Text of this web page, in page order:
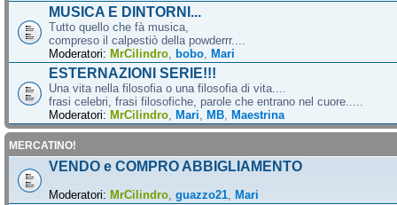
MUSICA E DINTORNI...
Tutto quello che fà musica,
compreso il calpestiò della powderrr....
Moderatori: MrCilindro bobo Mari
ESTERNAZIONI SERIE!!!
Una vita nella filosofia o una filosofia di vita....
frasi celebri, frasi filosofiche, parole che entrano nel cuore.....
Moderatori: MrCilindro Mari MB Maestrina
MERCATINO!
VENDO e COMPRO ABBIGLIAMENTO
Moderatori: MrCilindro guazzo21 Mari